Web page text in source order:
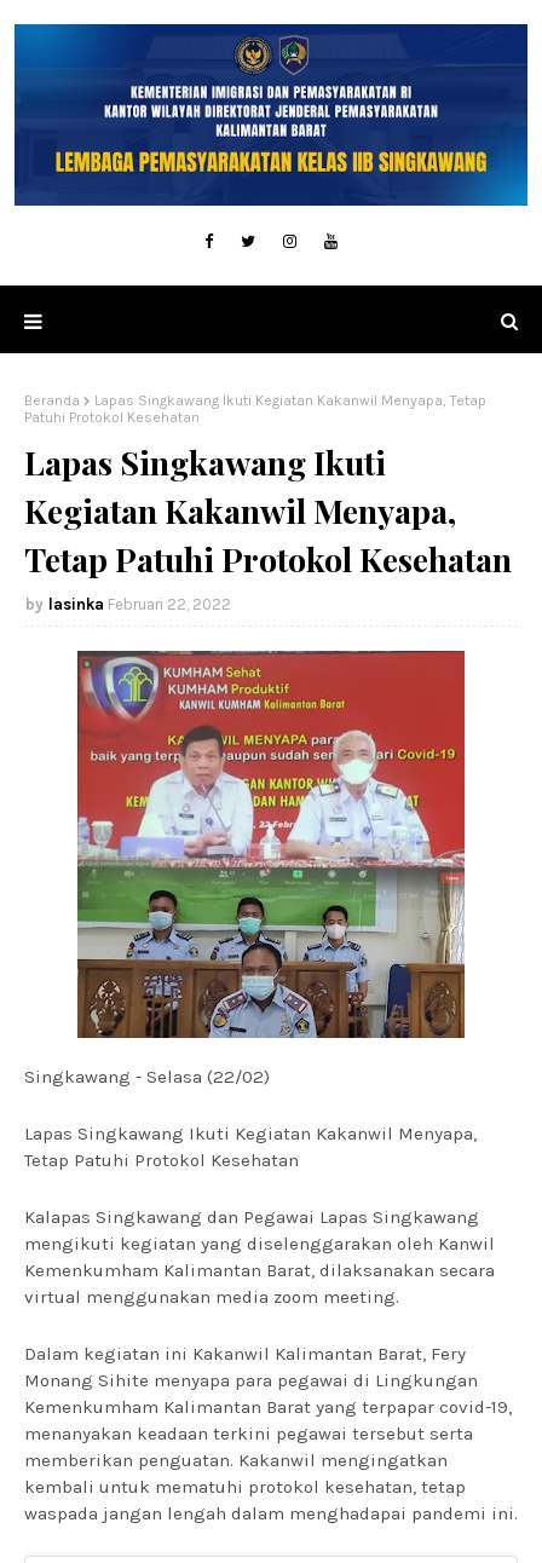
Beranda
Lapas Singkawang Ikuti Kegiatan Kakanwil Menyapa, Tetap
Patuhi Protokol Kesehatan
Lapas Singkawang Ikuti
Kegiatan Kakanwil Menyapa,
Tetap Patuhi Protokol Kesehatan
lasinka Februari 22, 2022
Singkawang - Selasa (22/02)
Lapas Singkawang Ikuti Kegiatan Kakanwil Menyapa,
Tetap Patuhi Protokol Kesehatan
Kalapas Singkawang dan Pegawai Lapas Singkawang
mengikuti kegiatan yang diselenggarakan oleh Kanwil
Kemenkumham Kalimantan Barat, dilaksanakan secara
virtual menggunakan media zoom meeting.
Dalam kegiatan ini Kakanwil Kalimantan Barat, Fery
Monang Sihite menyapa para pegawai di Lingkungan
Kemenkumham Kalimantan Barat yang terpapar covid-19,
menanyakan keadaan terkini pegawai tersebut serta
memberikan penguatan. Kakanwil mengingatkan
kembali untuk mematuhi protokol kesehatan, tetap
waspada jangan lengah dalam menghadapai pandemi ini.